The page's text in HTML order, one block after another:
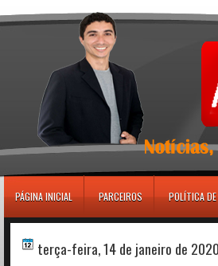
PÁGINA INICIAL PARCEIROS POLÍTICA
terça-feira, 14 de janeiro de 2020